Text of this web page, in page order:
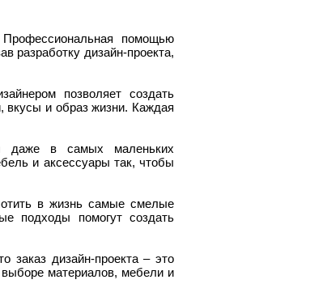
Профессиональная помощью
разработку дизайн-проекта,
позволяет создать
вкусы и образ жизни. Каждая
даже в самых маленьких
и аксессуары так, чтобы
в жизнь самые смелые
подходы помогут создать
заказ дизайн-проекта – это
материалов, мебели и